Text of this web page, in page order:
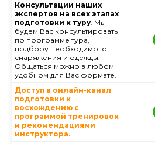
Консультации наших
экспертов на всех этапах
подготовки к туру. Мы
будем Вас консультировать
по программе тура,
подбору необходимого
снаряжения и одежды.
Общаться можно в любом
удобном для Вас формате.
Доступ в онлайн-канал
подготовки к
восхождению с
программой тренировок
и рекомендациями
инструктора.